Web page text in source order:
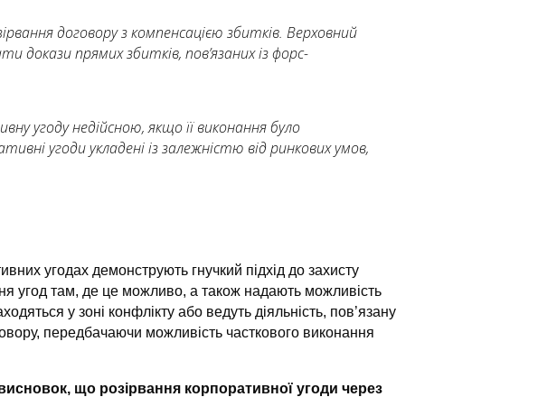
договору з компенсацією збитків. Верховний
докази прямих збитків, пов’язаних із форс-
угоду недійсною, якщо її виконання було
угоди укладені із залежністю від ринкових умов,
угодах демонструють гнучкий підхід до захисту
угод там, де це можливо, а також надають можливість
у зоні конфлікту або ведуть діяльність, пов’язану
передбачаючи можливість часткового виконання
що розірвання корпоративної угоди через